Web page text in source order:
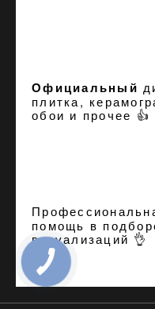
Официальный
плитка,
обои и прочее 👍
помощь в
визуализаций 👌